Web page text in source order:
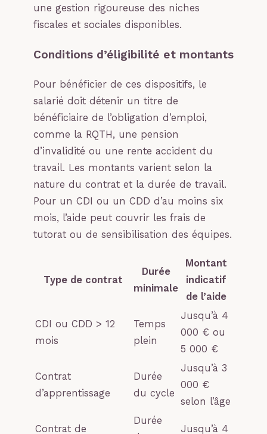
une gestion rigoureuse des niches
fiscales et sociales disponibles.
Conditions d’éligibilité et montants
Pour bénéficier de ces dispositifs, le
salarié doit détenir un titre de
bénéficiaire de l’obligation d’emploi,
comme la RQTH, une pension
d’invalidité ou une rente accident du
travail. Les montants varient selon la
nature du contrat et la durée de travail.
Pour un CDI ou un CDD d’au moins six
mois, l’aide peut couvrir les frais de
tutorat ou de sensibilisation des équipes.
Type de contrat
Durée
minimale
Montant
indicatif
de l’aide
CDI ou CDD > 12
mois
Temps
plein
Jusqu’à 4
000 € ou
5 000 €
Contrat
d’apprentissage
Durée
du cycle
Jusqu’à 3
000 €
selon l’âge
Contrat de
Durée
Jusqu’à 4